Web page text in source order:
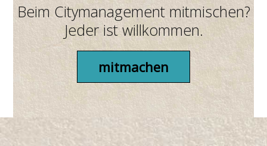
Beim Citymanagement mitmischen?
Jeder ist willkommen.
mitmachen